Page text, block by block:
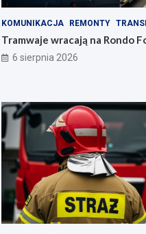
KOMUNIKACJA REMONTY
Tramwaje wracają na Rondo
6 sierpnia 2026